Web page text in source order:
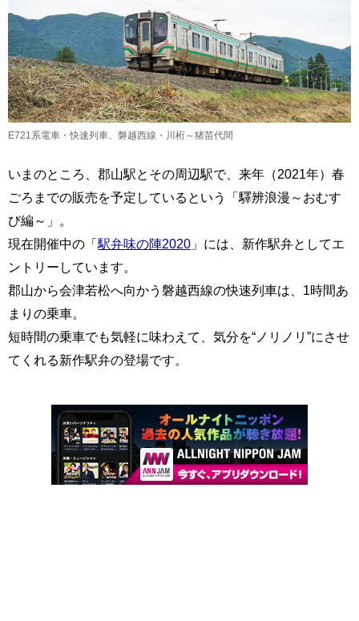
E721系電車・快速列車、磐越西線・川桁～猪苗代間
いまのところ、郡山駅とその周辺駅で、来年（2021年）春
ごろまでの販売を予定しているという「驛辨浪漫～おむす
び編～」。
現在開催中の「 駅弁味の陣2020 」には、新作駅弁としてエ
ントリーしています。
郡山から会津若松へ向かう磐越西線の快速列車は、1時間あ
まりの乗車。
短時間の乗車でも気軽に味わえて、気分を“ノリノリ”にさせ
てくれる新作駅弁の登場です。